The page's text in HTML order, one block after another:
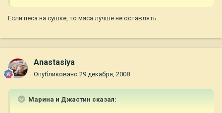
Если песа на сушке, то мяса лучше не оставлять...
Anastasiya
Опубликовано 29 декабря, 2008
Марина и Джастин сказал: